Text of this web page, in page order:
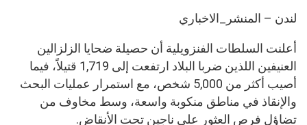
لندن – المنشر_الاخباري
أعلنت السلطات الفنزويلية أن حصيلة ضحايا الزلزالين
العنيفين اللذين ضربا البلاد ارتفعت إلى 1,719 قتيلاً، فيما
أصيب أكثر من 5,000 شخص، مع استمرار عمليات البحث
والإنقاذ في مناطق منكوبة واسعة، وسط مخاوف من
تضاؤل فرص العثور على ناجين تحت الأنقاض.